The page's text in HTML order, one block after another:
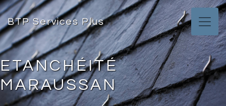
Panneau de gestion des cookies
BTP Services Plus
ETANCHÉITÉ
MARAUSSAN